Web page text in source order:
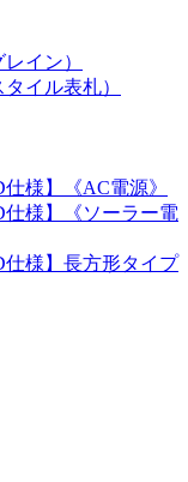
イン）
イル表札）
様】《AC電源》
様】《ソーラー電
仕様】長方形タイプ